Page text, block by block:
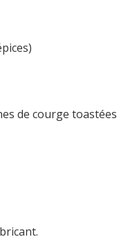
de courge toastées